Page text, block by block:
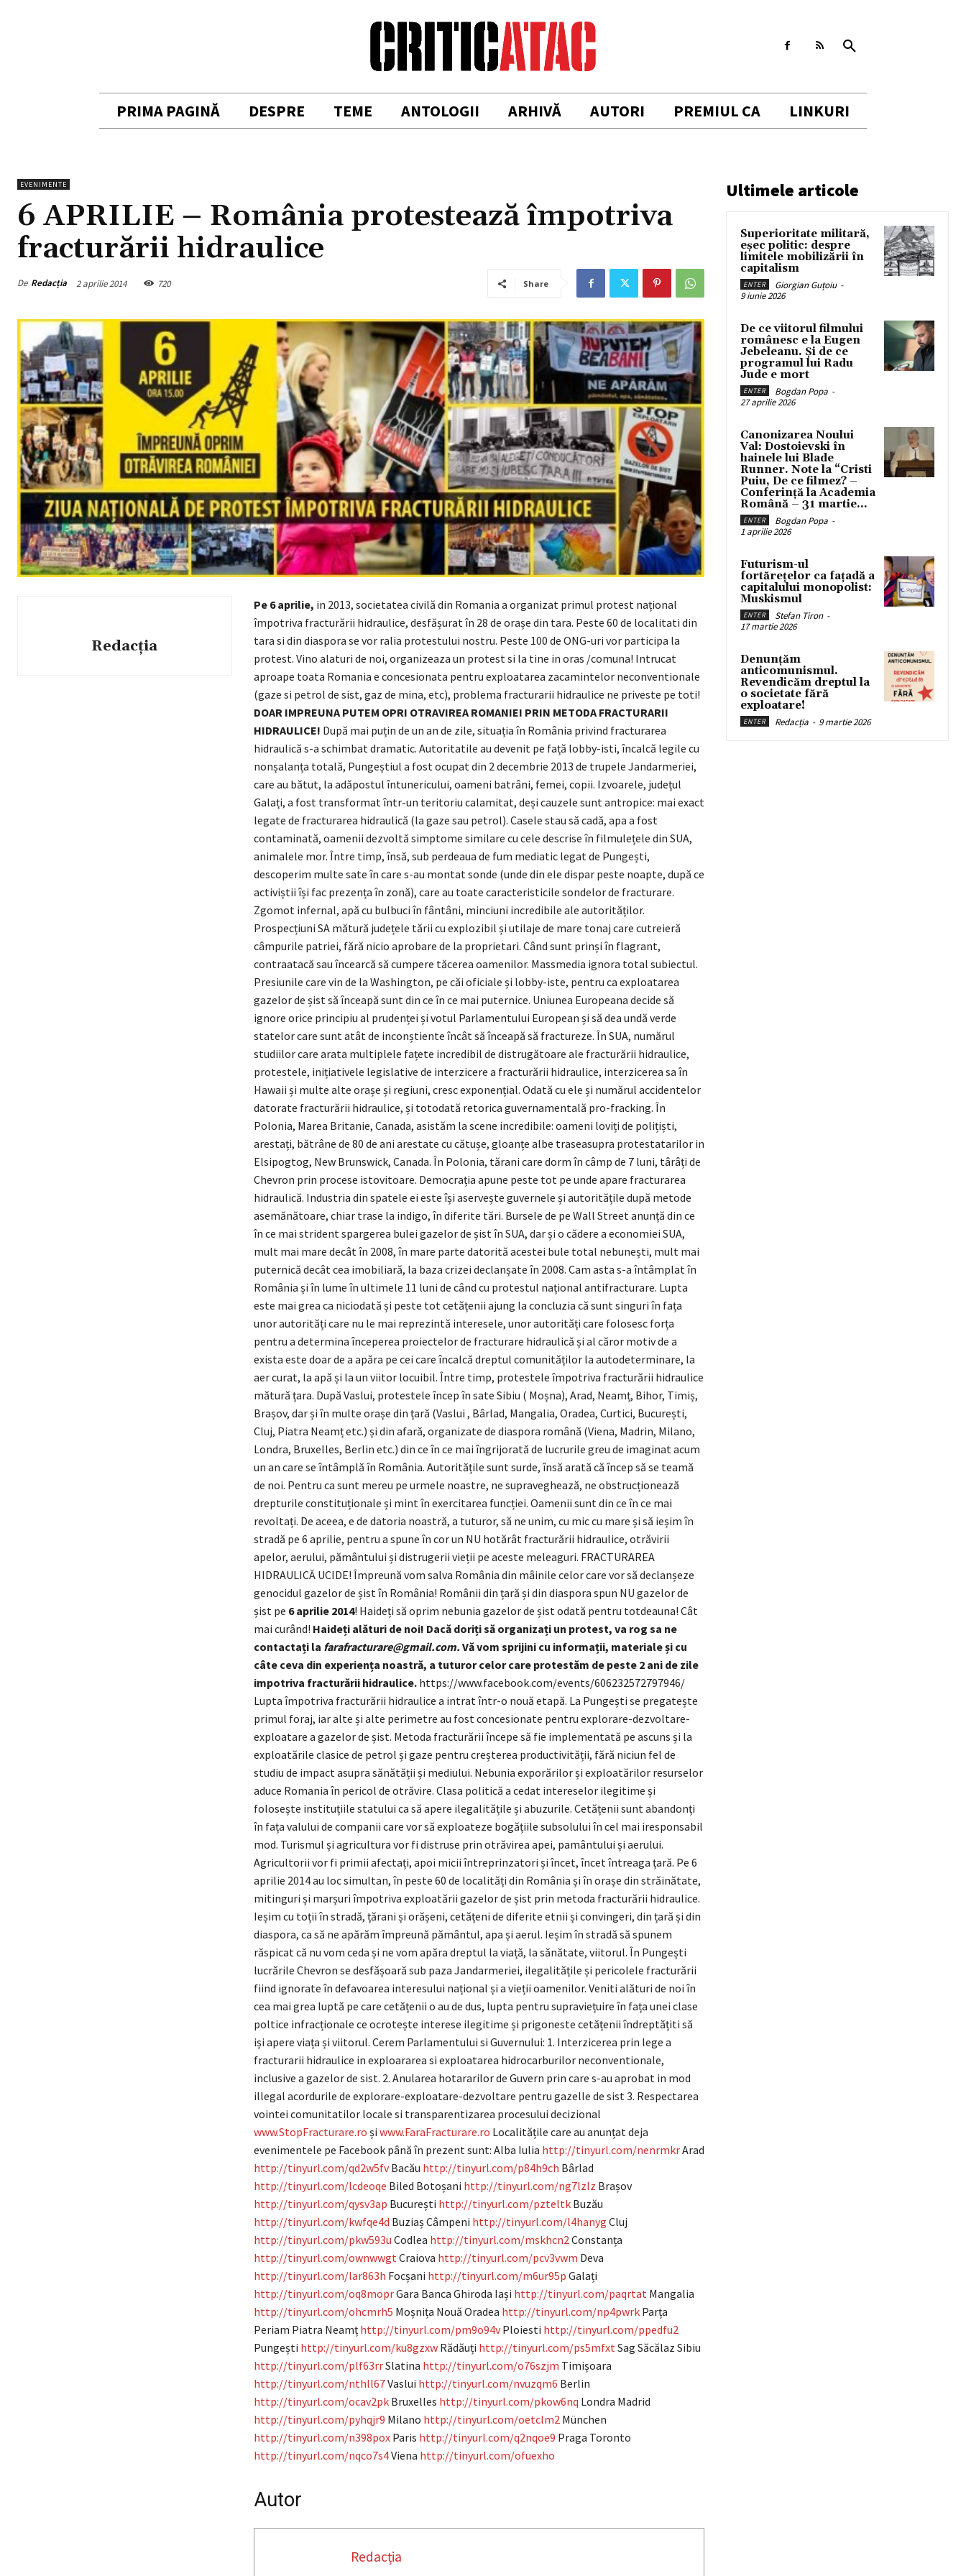
PRIMA PAGINĂ DESPRE TEME ANTOLOGII ARHIVĂ AUTORI PREMIUL CA LINKURI
EVENIMENTE
6 APRILIE – România protestează împotriva
fracturării hidraulice
De Redacția 2 aprilie 2014 720 Share
Redacția
Pe 6 aprilie, in 2013, societatea civilă din Romania a organizat primul protest național
împotriva fracturării hidraulice, desfășurat în 28 de orașe din tara. Peste 60 de localitati din
tara si din diaspora se vor ralia protestului nostru. Peste 100 de ONG-uri vor participa la
protest. Vino alaturi de noi, organizeaza un protest si la tine in oras /comuna! Intrucat
aproape toata Romania e concesionata pentru exploatarea zacamintelor neconventionale
(gaze si petrol de sist, gaz de mina, etc), problema fracturarii hidraulice ne priveste pe toti!
DOAR IMPREUNA PUTEM OPRI OTRAVIREA ROMANIEI PRIN METODA FRACTURARII
HIDRAULICE! După mai puțin de un an de zile, situația în România privind fracturarea
hidraulică s-a schimbat dramatic. Autoritatile au devenit pe față lobby-isti, încalcă legile cu
nonșalanța totală, Pungeștiul a fost ocupat din 2 decembrie 2013 de trupele Jandarmeriei,
care au bătut, la adăpostul întunericului, oameni batrâni, femei, copii. Izvoarele, județul
Galați, a fost transformat într-un teritoriu calamitat, deși cauzele sunt antropice: mai exact
legate de fracturarea hidraulică (la gaze sau petrol). Casele stau să cadă, apa a fost
contaminată, oamenii dezvoltă simptome similare cu cele descrise în filmulețele din SUA,
animalele mor. Între timp, însă, sub perdeaua de fum mediatic legat de Pungești,
descoperim multe sate în care s-au montat sonde (unde din ele dispar peste noapte, după ce
activiștii își fac prezența în zonă), care au toate caracteristicile sondelor de fracturare.
Zgomot infernal, apă cu bulbuci în fântâni, minciuni incredibile ale autorităților.
Prospecțiuni SA mătură județele tării cu explozibil și utilaje de mare tonaj care cutreieră
câmpurile patriei, fără nicio aprobare de la proprietari. Când sunt prinși în flagrant,
contraatacă sau încearcă să cumpere tăcerea oamenilor. Massmedia ignora total subiectul.
Presiunile care vin de la Washington, pe căi oficiale și lobby-iste, pentru ca exploatarea
gazelor de șist să înceapă sunt din ce în ce mai puternice. Uniunea Europeana decide să
ignore orice principiu al prudenței și votul Parlamentului European și să dea undă verde
statelor care sunt atât de inconștiente încât să înceapă să fractureze. În SUA, numărul
studiilor care arata multiplele fațete incredibil de distrugătoare ale fracturării hidraulice,
protestele, inițiativele legislative de interzicere a fracturării hidraulice, interzicerea sa în
Hawaii și multe alte orașe și regiuni, cresc exponențial. Odată cu ele și numărul accidentelor
datorate fracturării hidraulice, și totodată retorica guvernamentală pro-fracking. În
Polonia, Marea Britanie, Canada, asistăm la scene incredibile: oameni loviți de polițiști,
arestați, bătrâne de 80 de ani arestate cu cătușe, gloanțe albe traseasupra protestatarilor in
Elsipogtog, New Brunswick, Canada. În Polonia, tărani care dorm în câmp de 7 luni, târâți de
Chevron prin procese istovitoare. Democrația apune peste tot pe unde apare fracturarea
hidraulică. Industria din spatele ei este își aservește guvernele și autoritățile după metode
asemănătoare, chiar trase la indigo, în diferite tări. Bursele de pe Wall Street anunță din ce
în ce mai strident spargerea bulei gazelor de șist în SUA, dar și o cădere a economiei SUA,
mult mai mare decât în 2008, în mare parte datorită acestei bule total nebunești, mult mai
puternică decât cea imobiliară, la baza crizei declanșate în 2008. Cam asta s-a întâmplat în
România și în lume în ultimele 11 luni de când cu protestul național antifracturare. Lupta
este mai grea ca niciodată și peste tot cetățenii ajung la concluzia că sunt singuri în fața
unor autorități care nu le mai reprezintă interesele, unor autorități care folosesc forța
pentru a determina începerea proiectelor de fracturare hidraulică și al căror motiv de a
exista este doar de a apăra pe cei care încalcă dreptul comunităților la autodeterminare, la
aer curat, la apă și la un viitor locuibil. Între timp, protestele împotriva fracturării hidraulice
mătură țara. După Vaslui, protestele încep în sate Sibiu ( Moșna), Arad, Neamț, Bihor, Timiș,
Brașov, dar și în multe orașe din țară (Vaslui , Bârlad, Mangalia, Oradea, Curtici, București,
Cluj, Piatra Neamț etc.) și din afară, organizate de diaspora română (Viena, Madrin, Milano,
Londra, Bruxelles, Berlin etc.) din ce în ce mai îngrijorată de lucrurile greu de imaginat acum
un an care se întâmplă în România. Autoritățile sunt surde, însă arată că încep să se teamă
de noi. Pentru ca sunt mereu pe urmele noastre, ne supraveghează, ne obstrucționează
drepturile constituționale și mint în exercitarea funcției. Oamenii sunt din ce în ce mai
revoltați. De aceea, e de datoria noastră, a tuturor, să ne unim, cu mic cu mare și să ieșim în
stradă pe 6 aprilie, pentru a spune în cor un NU hotărât fracturării hidraulice, otrăvirii
apelor, aerului, pământului și distrugerii vieții pe aceste meleaguri. FRACTURAREA
HIDRAULICĂ UCIDE! Împreună vom salva România din mâinile celor care vor să declanșeze
genocidul gazelor de șist în România! Românii din țară și din diaspora spun NU gazelor de
șist pe 6 aprilie 2014! Haideți să oprim nebunia gazelor de șist odată pentru totdeauna! Cât
mai curând! Haideți alături de noi! Dacă doriți să organizați un protest, va rog sa ne
contactați la farafracturare@gmail.com.Vă vom sprijini cu informații, materiale și cu
câte ceva din experiența noastră, a tuturor celor care protestăm de peste 2 ani de zile
impotriva fracturării hidraulice.https://www.facebook.com/events/606232572797946/
Lupta împotriva fracturării hidraulice a intrat într-o nouă etapă. La Pungești se pregatește
primul foraj, iar alte și alte perimetre au fost concesionate pentru explorare-dezvoltare-
exploatare a gazelor de șist. Metoda fracturării începe să fie implementată pe ascuns și la
exploatările clasice de petrol și gaze pentru creșterea productivității, fără niciun fel de
studiu de impact asupra sănătății și mediului. Nebunia exporărilor și exploatărilor resurselor
aduce Romania în pericol de otrăvire. Clasa politică a cedat intereselor ilegitime și
folosește instituțiile statului ca să apere ilegalitățile și abuzurile. Cetățenii sunt abandonți
în fața valului de companii care vor să exploateze bogățiile subsolului în cel mai iresponsabil
mod. Turismul și agricultura vor fi distruse prin otrăvirea apei, pamântului și aerului.
Agricultorii vor fi primii afectați, apoi micii întreprinzatori și încet, încet întreaga țară. Pe 6
aprilie 2014 au loc simultan, în peste 60 de localități din România și în orașe din străinătate,
mitinguri și marșuri împotriva exploatării gazelor de șist prin metoda fracturării hidraulice.
Ieșim cu toții în stradă, țărani și orășeni, cetățeni de diferite etnii și convingeri, din țară și din
diaspora, ca să ne apărăm împreună pământul, apa și aerul. Ieșim în stradă să spunem
răspicat că nu vom ceda și ne vom apăra dreptul la viață, la sănătate, viitorul. În Pungești
lucrările Chevron se desfășoară sub paza Jandarmeriei, ilegalitățile și pericolele fracturării
fiind ignorate în defavoarea interesului național și a vieții oamenilor. Veniti alături de noi în
cea mai grea luptă pe care cetățenii o au de dus, lupta pentru supraviețuire în fața unei clase
poltice infracționale ce ocrotește interese ilegitime și prigoneste cetățenii îndreptățiti să
iși apere viața și viitorul. Cerem Parlamentului si Guvernului: 1. Interzicerea prin lege a
fracturarii hidraulice in exploararea si exploatarea hidrocarburilor neconventionale,
inclusive a gazelor de sist. 2. Anularea hotararilor de Guvern prin care s-au aprobat in mod
illegal acordurile de explorare-exploatare-dezvoltare pentru gazelle de sist 3. Respectarea
vointei comunitatilor locale si transparentizarea procesului decizional
www.StopFracturare.ro și www.FaraFracturare.ro Localitățile care au anunțat deja
evenimentele pe Facebook până în prezent sunt: Alba Iulia http://tinyurl.com/nenrmkrArad
http://tinyurl.com/qd2w5fvBacău http://tinyurl.com/p84h9ch Bârlad
http://tinyurl.com/lcdeoqe Biled Botoșani http://tinyurl.com/ng7lzlz Brașov
http://tinyurl.com/qysv3ap București http://tinyurl.com/pzteltkBuzău
http://tinyurl.com/kwfqe4d Buziaș Câmpeni http://tinyurl.com/l4hanyg Cluj
http://tinyurl.com/pkw593u Codlea http://tinyurl.com/mskhcn2 Constanța
http://tinyurl.com/ownwwgt Craiova http://tinyurl.com/pcv3vwm Deva
http://tinyurl.com/lar863h Focșani http://tinyurl.com/m6ur95p Galați
http://tinyurl.com/oq8moprGara Banca Ghiroda Iași http://tinyurl.com/paqrtat Mangalia
http://tinyurl.com/ohcmrh5 Moșnița Nouă Oradea http://tinyurl.com/np4pwrkParța
Periam Piatra Neamț http://tinyurl.com/pm9o94vPloiesti http://tinyurl.com/ppedfu2
Pungești http://tinyurl.com/ku8gzxwRădăuți http://tinyurl.com/ps5mfxt Sag Săcălaz Sibiu
http://tinyurl.com/plf63rrSlatina http://tinyurl.com/o76szjm Timișoara
http://tinyurl.com/nthll67Vaslui http://tinyurl.com/nvuzqm6 Berlin
http://tinyurl.com/ocav2pkBruxelles http://tinyurl.com/pkow6nq Londra Madrid
http://tinyurl.com/pyhqjr9 Milano http://tinyurl.com/oetclm2 München
http://tinyurl.com/n398poxParis http://tinyurl.com/q2nqoe9 Praga Toronto
http://tinyurl.com/nqco7s4Viena http://tinyurl.com/ofuexho
Autor
Redacția
Ultimele articole
Superioritate militară,
eșec politic: despre
limitele mobilizării în
capitalism
ENTER Giorgian Guțoiu -
9 iunie 2026
De ce viitorul filmului
românesc e la Eugen
Jebeleanu. Și de ce
programul lui Radu
Jude e mort
ENTER Bogdan Popa -
27 aprilie 2026
Canonizarea Noului
Val: Dostoievski în
hainele lui Blade
Runner. Note la “Cristi
Puiu, De ce filmez? –
Conferință la Academia
Română – 31 martie...
ENTER Bogdan Popa -
1 aprilie 2026
Futurism-ul
fortărețelor ca fațadă a
capitalului monopolist:
Muskismul
ENTER Stefan Tiron -
17 martie 2026
Denunțăm
anticomunismul.
Revendicăm dreptul la
o societate fără
exploatare!
ENTER Redacția - 9 martie 2026